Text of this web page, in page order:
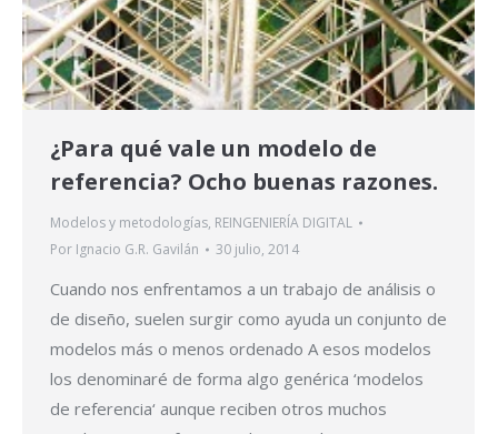
¿Para qué vale un modelo de
referencia? Ocho buenas razones.
Modelos y metodologías, REINGENIERÍA DIGITAL
Por Ignacio G.R. Gavilán 30 julio, 2014
Cuando nos enfrentamos a un trabajo de análisis o
de diseño, suelen surgir como ayuda un conjunto de
modelos más o menos ordenado A esos modelos
los denominaré de forma algo genérica ‘modelos
de referencia‘ aunque reciben otros muchos